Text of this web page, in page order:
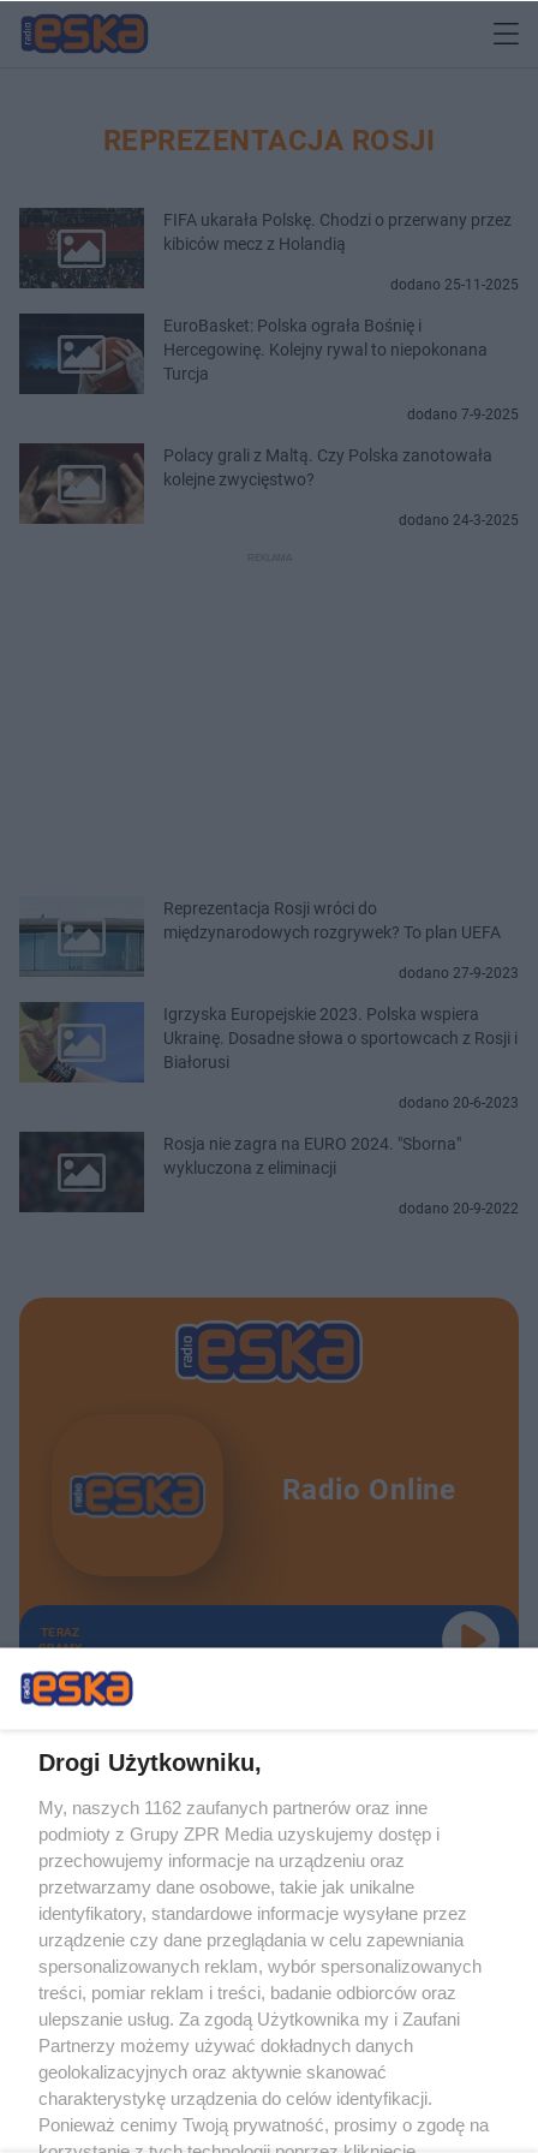
REPREZENTACJA ROSJI
FIFA ukarała Polskę. Chodzi o przerwany przez
kibiców mecz z Holandią
dodano 25-11-2025
EuroBasket: Polska ograła Bośnię i
Hercegowinę. Kolejny rywal to niepokonana
Turcja
dodano 7-9-2025
Polacy grali z Maltą. Czy Polska zanotowała
kolejne zwycięstwo?
dodano 24-3-2025
Reprezentacja Rosji wróci do
międzynarodowych rozgrywek? To plan UEFA
dodano 27-9-2023
Igrzyska Europejskie 2023. Polska wspiera
Ukrainę. Dosadne słowa o sportowcach z Rosji i
Białorusi
dodano 20-6-2023
Rosja nie zagra na EURO 2024. "Sborna"
wykluczona z eliminacji
dodano 20-9-2022
Radio Online
TERAZ
GRAMY
Żaden utwór zamieszczony w serwisie nie może być powielany i
rozpowszechniany lub dalej rozpowszechniany w jakikolwiek sposób (w
tym także elektroniczny lub mechaniczny) na jakimkolwiek polu
eksploatacji w jakiejkolwiek formie, włącznie z umieszczaniem w Internecie
bez pisemnej zgody właściciela praw. Jakiekolwiek użycie lub
wykorzystanie utworów w całości lub w części z naruszeniem prawa, tzn.
bez właściwej zgody, jest zabronione pod groźbą kary i może być ścigane
prawnie.
O nas
Drogi Użytkowniku,
My, naszych 1162 zaufanych partnerów oraz inne
podmioty z Grupy ZPR Media uzyskujemy dostęp i
przechowujemy informacje na urządzeniu oraz
przetwarzamy dane osobowe, takie jak unikalne
identyfikatory, standardowe informacje wysyłane przez
urządzenie czy dane przeglądania w celu zapewniania
spersonalizowanych reklam, wybór spersonalizowanych
treści, pomiar reklam i treści, badanie odbiorców oraz
ulepszanie usług. Za zgodą Użytkownika my i Zaufani
Partnerzy możemy używać dokładnych danych
geolokalizacyjnych oraz aktywnie skanować
charakterystykę urządzenia do celów identyfikacji.
Ponieważ cenimy Twoją prywatność, prosimy o zgodę na